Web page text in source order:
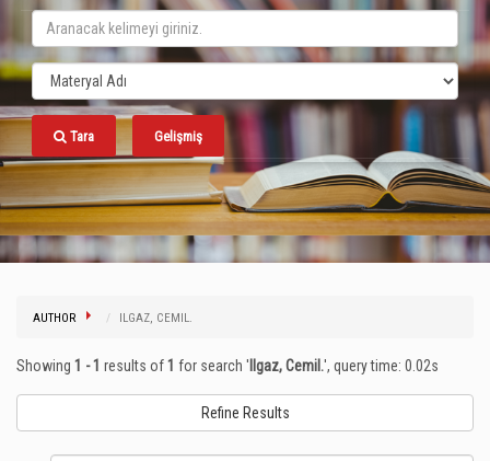
Tara Gelişmiş
AUTHOR ILGAZ, CEMIL.
Showing 1 - 1 results of1 for search ' Ilgaz, Cemil.', query time: 0.02s
Refine Results